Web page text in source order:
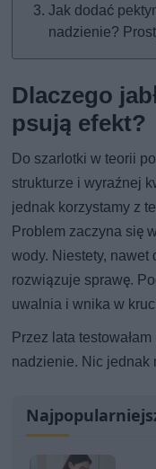
Jak dodać
nadzienie?
Dlaczego
psują efekt?
Do szarlotki w teorii
strukturze i wyraźnej
jednak korzystamy z
Problem zaczyna się
wody. Niestety, nawet
rozwiązuje sprawę.
uwalnia i wnika w
Przez lata
nadzienie. Nic jednak